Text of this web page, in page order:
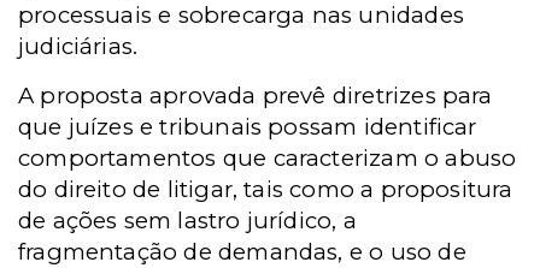
processuais e sobrecarga nas unidades
judiciárias.
A proposta aprovada prevê diretrizes para
que juízes e tribunais possam identificar
comportamentos que caracterizam o abuso
do direito de litigar, tais como a propositura
de ações sem lastro jurídico, a
fragmentação de demandas, e o uso de